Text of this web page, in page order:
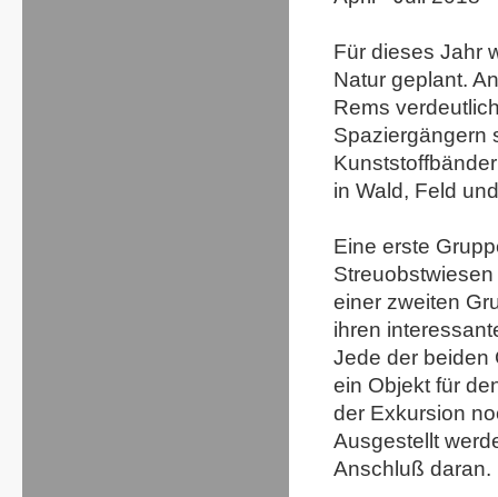
Für dieses Jahr
Natur geplant.
Rems
Spaziergängern
in Wald, Feld
Eine erste
einer zweiten
ihren
Jede der beiden
ein Objekt für
der Exkursion
Ausgestellt
Anschluß daran.